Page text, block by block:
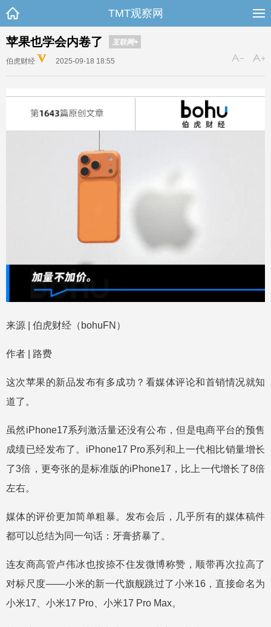
TMT观察网
苹果也学会内卷了 互联网+
伯虎财经 2025-09-18 18:55
来源 | 伯虎财经（bohuFN）
作者 | 路费
这次苹果的新品发布有多成功？看媒体评论和首销情况就知
道了。
虽然iPhone17系列激活量还没有公布，但是电商平台的预售
成绩已经发布了。iPhone17 Pro系列和上一代相比销量增长
了3倍，更夸张的是标准版的iPhone17，比上一代增长了8倍
左右。
媒体的评价更加简单粗暴。发布会后，几乎所有的媒体稿件
都可以总结为同一句话：牙膏挤暴了。
连友商高管卢伟冰也按捺不住发微博称赞，顺带再次拉高了
对标尺度——小米的新一代旗舰跳过了小米16，直接命名为
小米17、小米17 Pro、小米17 Pro Max。